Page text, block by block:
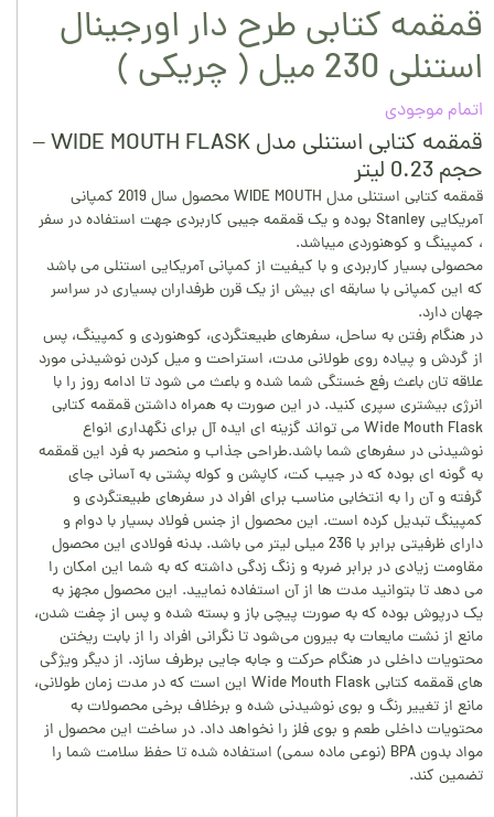
قمقمه کتابی طرح دار اورجینال
استنلی 230 میل ( چریکی )
اتمام موجودی
قمقمه کتابی استنلی مدل WIDE MOUTH FLASK –
حجم 0.23 لیتر
قمقمه کتابی استنلی مدل WIDE MOUTH محصول سال 2019 کمپانی
آمریکایی Stanley بوده و یک قمقمه جیبی کاربردی جهت استفاده در سفر
، کمپینگ و کوهنوردی میباشد.
محصولی بسیار کاربردی و با کیفیت از کمپانی آمریکایی استنلی می باشد
که این کمپانی با سابقه ای بیش از یک قرن طرفداران بسیاری در سراسر
جهان دارد.
در هنگام رفتن به ساحل، سفرهای طبیعتگردی، کوهنوردی و کمپینگ، پس
از گردش و پیاده روی طولانی مدت، استراحت و میل کردن نوشیدنی مورد
علاقه تان باعث رفع خستگی شما شده و باعث می شود تا ادامه روز را با
انرژی بیشتری سپری کنید. در این صورت به همراه داشتن قمقمه کتابی
Wide Mouth Flask می تواند گزینه ای ایده آل برای نگهداری انواع
نوشیدنی در سفرهای شما باشد.طراحی جذاب و منحصر به فرد این قمقمه
به گونه ای بوده که در جیب کت، کاپشن و کوله پشتی به آسانی جای
گرفته و آن را به انتخابی مناسب برای افراد در سفرهای طبیعتگردی و
کمپینگ تبدیل کرده است. این محصول از جنس فولاد بسیار با دوام و
دارای ظرفیتی برابر با 236 میلی لیتر می باشد. بدنه فولادی این محصول
مقاومت زیادی در برابر ضربه و زنگ زدگی داشته که به شما این امکان را
می دهد تا بتوانید مدت ها از آن استفاده نمایید. این محصول مجهز به
یک درپوش بوده که به‌ صورت پیچی باز و بسته شده و پس از چفت شدن،
مانع از نشت مایعات به بیرون می‌شود تا نگرانی افراد را از بابت ریختن
محتویات داخلی در هنگام حرکت و جابه جایی برطرف سازد. از دیگر ویژگی
های قمقمه کتابی Wide Mouth Flask این است که در مدت زمان طولانی،
مانع از تغییر رنگ و بوی نوشیدنی شده و برخلاف برخی محصولات به
محتویات داخلی طعم و بوی فلز را نخواهد داد. در ساخت این محصول از
مواد بدون BPA (نوعی ماده سمی) استفاده شده تا حفظ سلامت شما را
تضمین کند.